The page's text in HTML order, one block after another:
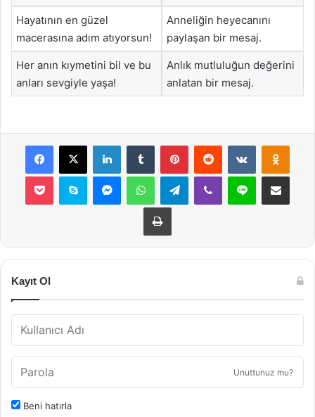
Hayatının en güzel
macerasına adım atıyorsun!
Anneliğin heyecanını
paylaşan bir mesaj.
Her anın kıymetini bil ve bu
anları sevgiyle yaşa!
Anlık mutluluğun değerini
anlatan bir mesaj.
Facebook
X LinkedInTumblr PinterestReddit VKontakte
Pocket Skype MessengerWhatsAppTelegramViber Line E-Posta ile
Yazdır
Kayıt Ol
Unuttunuz mu?
Beni hatırla